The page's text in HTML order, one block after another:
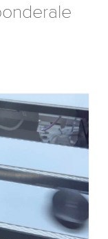
per
favore, rivedi
questo